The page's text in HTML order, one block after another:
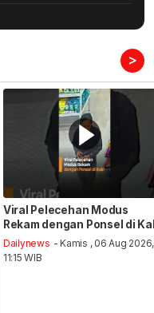
>
Viral Pelecehan Modus
Rekam dengan Ponsel di
Dailynews - Kamis , 06 Aug 2026,
11:15 WIB